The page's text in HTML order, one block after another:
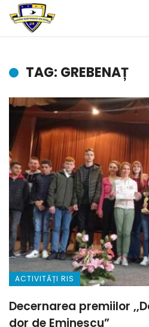
TAG: GREBENAȚ
ACTIVITĂȚI RIS
Decernarea premiilor
dor de Eminescu”